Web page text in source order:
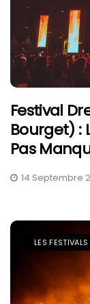
Festival
Bourget) :
Pas
14 Septembre
LES